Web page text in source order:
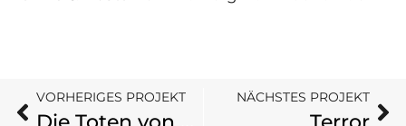
VORHERIGES PROJEKT NÄCHSTES PROJEKT